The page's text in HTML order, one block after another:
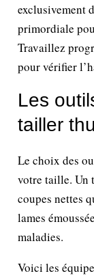
exclusivement
primordiale
Travaillez
pour vérifier
Les
tailler
Le choix des
votre taille. Un
coupes nettes
lames
maladies.
Voici les